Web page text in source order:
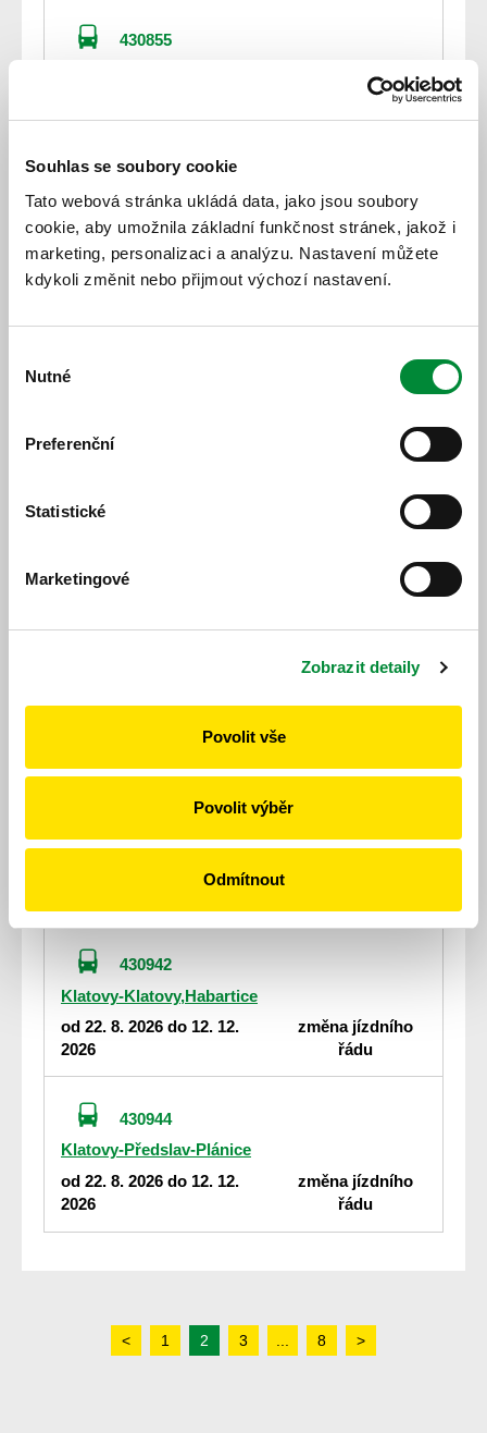
Souhlas se soubory cookie
Tato webová stránka ukládá data, jako jsou soubory
cookie, aby umožnila základní funkčnost stránek, jakož i
marketing, personalizaci a analýzu. Nastavení můžete
kdykoli změnit nebo přijmout výchozí nastavení.
souhlasu
Nutné
Preferenční
Statistické
Marketingové
Zobrazit detaily
Povolit vše
Povolit výběr
Odmítnout
430855
2026
změna jízdního
řádu
430857
Klatovy-Otín-Dehtín-Klatovy
od 22. 8. 2026 do 12. 12.
2026
změna jízdního
řádu
Horažďovice-Plánice-Klatovy
2026
2026
změna jízdního
Klatovy-Měčín-Žinkovy
od 22. 8. 2026 do 12. 12.
430942
Klatovy-Klatovy,Habartice
od 22. 8. 2026 do 12. 12.
2026
změna jízdního
řádu
430944
Klatovy-Předslav-Plánice
od 22. 8. 2026 do 12. 12.
2026
změna jízdního
řádu
< 1 2 3 8 >